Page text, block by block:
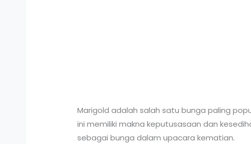
Marigold adalah salah satu bunga paling
ini memiliki makna keputusasaan dan
sebagai bunga dalam upacara kematian.